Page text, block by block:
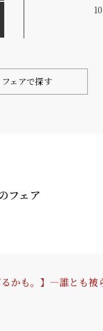
ェアで探す
フェア
かも。】―誰とも被